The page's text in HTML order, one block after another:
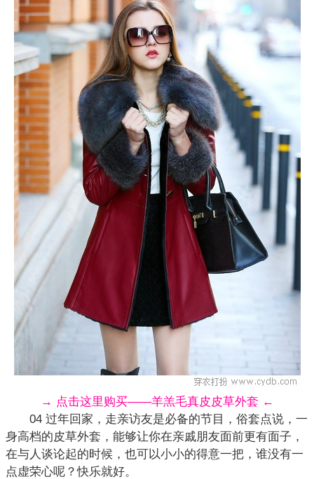
→ 点击这里购买——羊羔毛真皮皮草外套 ←
04 过年回家，走亲访友是必备的节目，俗套点说，一
身高档的皮草外套，能够让你在亲戚朋友面前更有面子，
在与人谈论起的时候，也可以小小的得意一把，谁没有一
点虚荣心呢？快乐就好。